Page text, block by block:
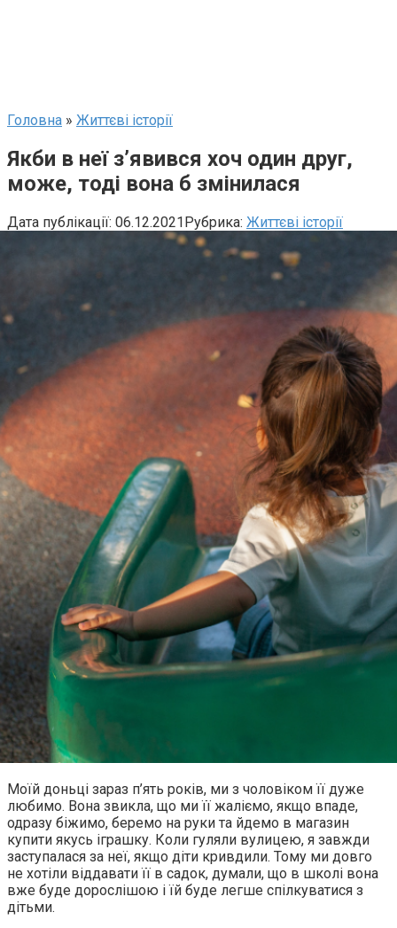
Головна » Життєві історії
Якби в неї з’явився хоч один друг,
може, тоді вона б змінилася
Дата публікації: 06.12.2021Рубрика: Життєві історії
Моїй доньці зараз п’ять років, ми з чоловіком її дуже
любимо. Вона звикла, що ми її жаліємо, якщо впаде,
одразу біжимо, беремо на руки та йдемо в магазин
купити якусь іграшку. Коли гуляли вулицею, я завжди
заступалася за неї, якщо діти кривдили. Тому ми довго
не хотіли віддавати її в садок, думали, що в школі вона
вже буде дорослішою і їй буде легше спілкуватися з
дітьми.